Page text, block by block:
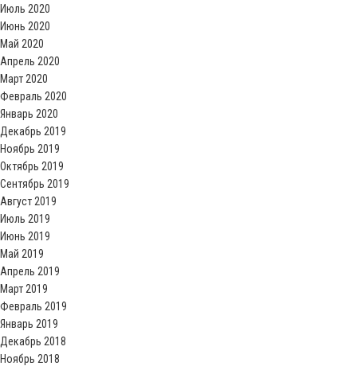
Июль 2020
Июнь 2020
Май 2020
Апрель 2020
Март 2020
Февраль 2020
Январь 2020
Декабрь 2019
Ноябрь 2019
Октябрь 2019
Сентябрь 2019
Август 2019
Июль 2019
Июнь 2019
Май 2019
Апрель 2019
Март 2019
Февраль 2019
Январь 2019
Декабрь 2018
Ноябрь 2018